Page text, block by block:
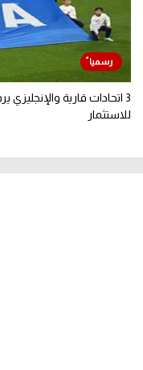
3 اتحادات قارية
للاستثمار